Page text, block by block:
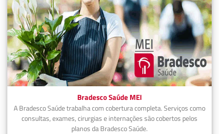
Bradesco Saúde MEI
A Bradesco Saúde trabalha com cobertura completa. Serviços como
consultas, exames, cirurgias e internações são cobertos pelos
planos da Bradesco Saúde.